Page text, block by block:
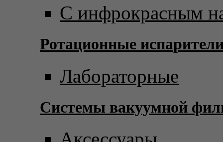
С инфрокрасным
Ротационные
Лабораторные
Системы вакуумной